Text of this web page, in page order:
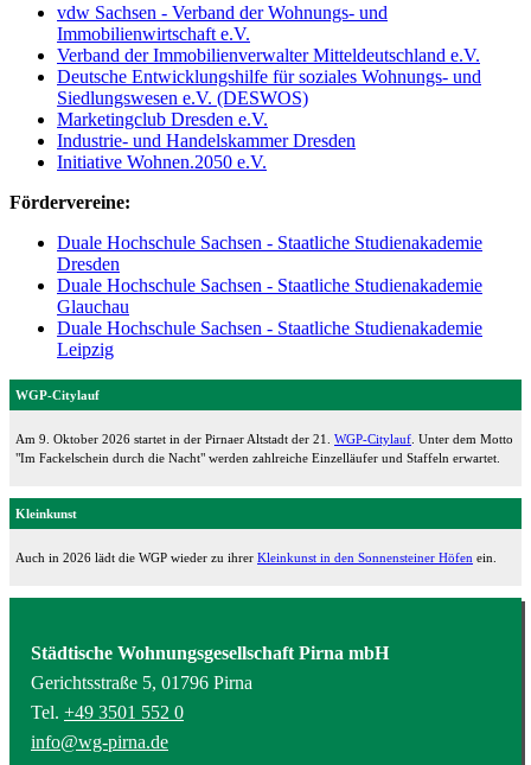
vdw Sachsen - Verband der Wohnungs- und
Immobilienwirtschaft e.V.
Verband der Immobilienverwalter Mitteldeutschland e.V.
Deutsche Entwicklungshilfe für soziales Wohnungs- und
Siedlungswesen e.V. (DESWOS)
Marketingclub Dresden e.V.
Industrie- und Handelskammer Dresden
Initiative Wohnen.2050 e.V.
Fördervereine:
Duale Hochschule Sachsen - Staatliche Studienakademie
Dresden
Duale Hochschule Sachsen - Staatliche Studienakademie
Glauchau
Duale Hochschule Sachsen - Staatliche Studienakademie
Leipzig
WGP-Citylauf
Am 9. Oktober 2026 startet in der Pirnaer Altstadt der 21. WGP-Citylauf . Unter dem Motto
"Im Fackelschein durch die Nacht" werden zahlreiche Einzelläufer und Staffeln erwartet.
Kleinkunst
Auch in 2026 lädt die WGP wieder zu ihrer Kleinkunst in den Sonnensteiner Höfen ein.
Städtische Wohnungsgesellschaft Pirna mbH
Gerichtsstraße 5, 01796 Pirna
Tel. +49 3501 552 0
info@wg-pirna.de